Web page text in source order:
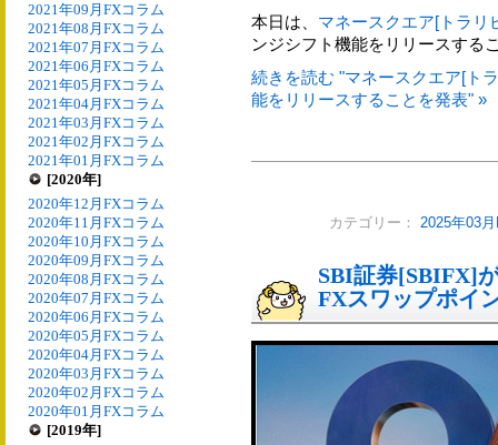
2021年09月FXコラム
2021年08月FXコラム
2021年07月FXコラム
2021年06月FXコラム
2021年05月FXコラム
2021年04月FXコラム
2021年03月FXコラム
2021年02月FXコラム
2021年01月FXコラム
[2020年]
2020年12月FXコラム
2020年11月FXコラム
2020年10月FXコラム
2020年09月FXコラム
2020年08月FXコラム
2020年07月FXコラム
2020年06月FXコラム
2020年05月FXコラム
2020年04月FXコラム
2020年03月FXコラム
2020年02月FXコラム
2020年01月FXコラム
[2019年]
本日は、 マネースクエア[トラリ
ンジシフト機能をリリースする
続きを読む "マネースクエア[ト
能をリリースすることを発表" »
カテゴリー： 2025年03
SBI証券[SBIFX]
FXスワップポイ